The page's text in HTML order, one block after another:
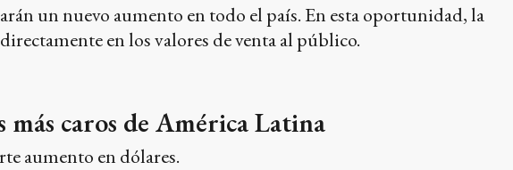
un nuevo aumento en todo el país. En esta oportunidad, la
en los valores de venta al público.
caros de América Latina
aumento en dólares.